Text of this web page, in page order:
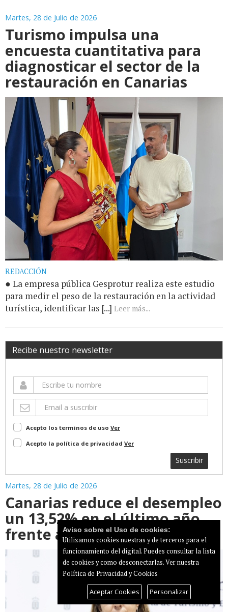
Martes, 28 de Julio de 2026
Turismo impulsa una
encuesta cuantitativa para
diagnosticar el sector de la
restauración en Canarias
REDACCIÓN
● La empresa pública Gesprotur realiza este estudio
para medir el peso de la restauración en la actividad
turística, identificar las [...] Leer más...
Recibe nuestro newsletter
Acepto los terminos de uso Ver
Acepto la política de privacidad Ver
Suscribir
Martes, 28 de Julio de 2026
Canarias reduce el desempleo
un 13,52% en el último año,
frente al 2,26% nacional
Aviso sobre el Uso de cookies:
Utilizamos cookies nuestras y de terceros para el
funcionamiento del digital. Puedes consultar la lista
de cookies y como desconectarlas.Ver nuestra
Política de Privacidad y Cookies
Aceptar Cookies Personalizar